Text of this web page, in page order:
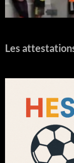
Les